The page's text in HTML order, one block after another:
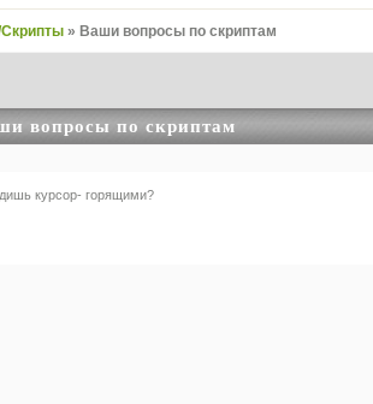
»Ваши вопросы по скриптам
вопросы по скриптам
курсор- горящими?